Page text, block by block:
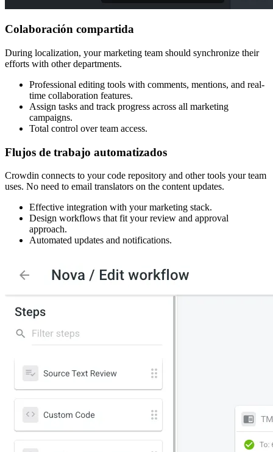
Colaboración compartida
During localization, your marketing team should synchronize their
efforts with other departments.
Professional editing tools with comments, mentions, and real-
time collaboration features.
Assign tasks and track progress across all marketing
campaigns.
Total control over team access.
Flujos de trabajo automatizados
Crowdin connects to your code repository and other tools your team
uses. No need to email translators on the content updates.
Effective integration with your marketing stack.
Design workflows that fit your review and approval
approach.
Automated updates and notifications.